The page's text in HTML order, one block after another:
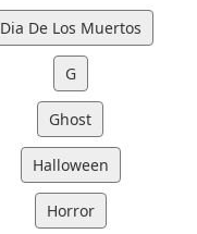
Dia De Los Muertos
G
Ghost
Halloween
Horror